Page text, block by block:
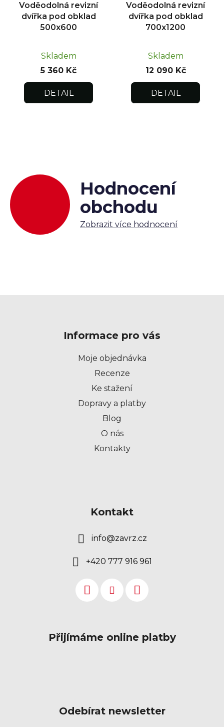
Voděodolná revizní
dvířka pod obklad
500x600
Skladem
5 360 Kč
DETAIL
Voděodolná revizní
dvířka pod obklad
700x1200
Skladem
12 090 Kč
DETAIL
Hodnocení
obchodu
Zobrazit více hodnocení
Informace pro vás
Moje objednávka
Recenze
Ke stažení
Dopravy a platby
Blog
O nás
Kontakty
Kontakt
info@zavrz.cz
+420 777 916 961
Přijímáme online platby
Odebírat newsletter